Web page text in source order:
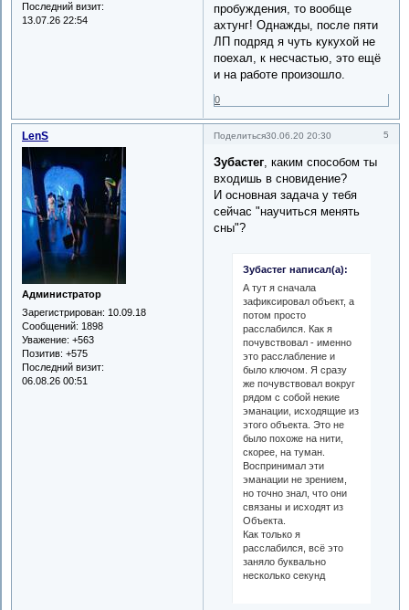
Последний визит:
13.07.26 22:54
пробуждения, то вообще
ахтунг! Однажды, после пяти
ЛП подряд я чуть кукухой не
поехал, к несчастью, это ещё
и на работе произошло.
0
Поделиться 5
30.06.20 20:30
LenS
Администратор
Зарегистрирован: 10.09.18
Сообщений: 1898
Уважение: +563
Позитив: +575
Последний визит:
06.08.26 00:51
Зубастег, каким способом ты
входишь в сновидение?
И основная задача у тебя
сейчас "научиться менять
сны"?
Зубастег написал(а):
А тут я сначала
зафиксировал объект, а
потом просто
расслабился. Как я
почувствовал - именно
это расслабление и
было ключом. Я сразу
же почувствовал вокруг
рядом с собой некие
эманации, исходящие из
этого объекта. Это не
было похоже на нити,
скорее, на туман.
Воспринимал эти
эманации не зрением,
но точно знал, что они
связаны и исходят из
Объекта.
Как только я
расслабился, всё это
заняло буквально
несколько секунд